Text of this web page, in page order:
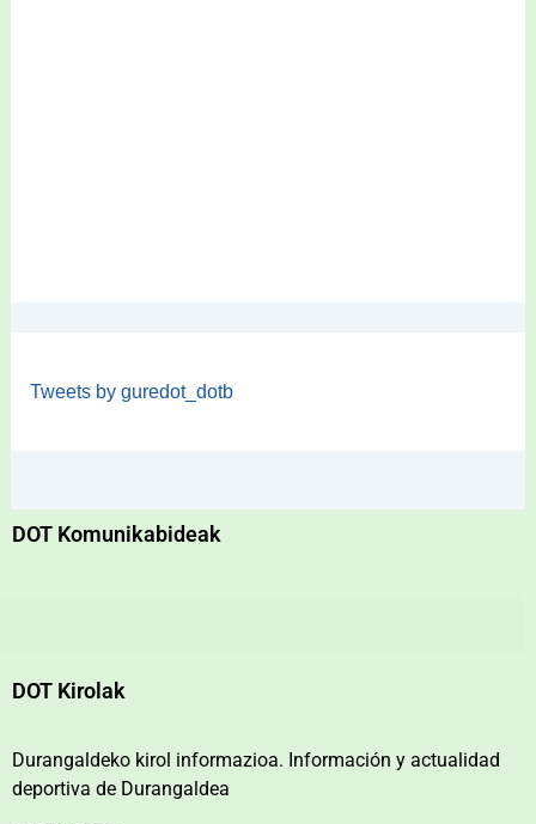
Tweets by guredot_dotb
DOT Komunikabideak
DOT Kirolak
Durangaldeko kirol informazioa. Información y actualidad
deportiva de Durangaldea